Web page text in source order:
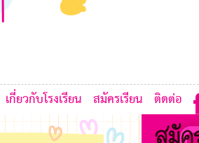
เกี่ยวกับโรงเรียน สมัครเรียน ติดต่อ